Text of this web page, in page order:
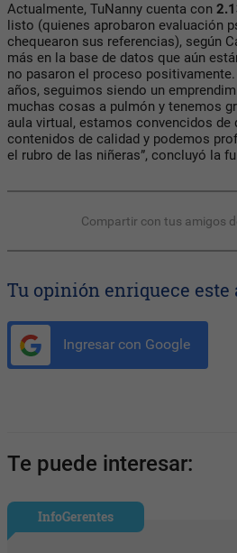
Actualmente, TuNanny cuenta con
listo (quienes aprobaron evaluación
chequearon sus referencias), según
más en la base de datos que aún
no pasaron el proceso
años, seguimos siendo un
muchas cosas a pulmón y tenemos
aula virtual, estamos convencidos de
contenidos de calidad y podemos
el rubro de las niñeras”, concluyó la
Compartir con tus amigos
Tu opinión enriquece este
Ingresar con Google
Te puede interesar:
InfoGerentes